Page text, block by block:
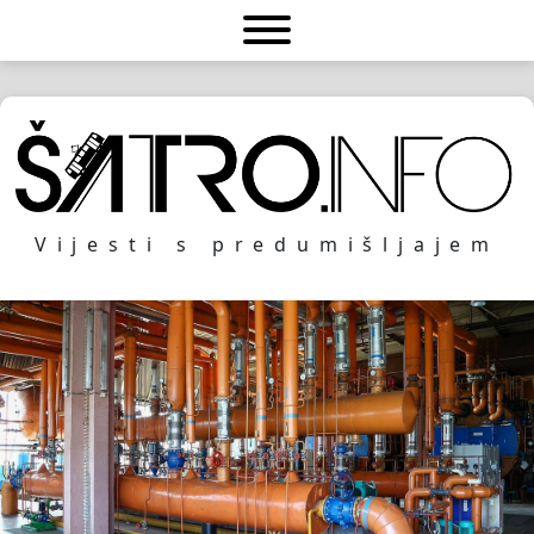
Vijesti s predumišljajem